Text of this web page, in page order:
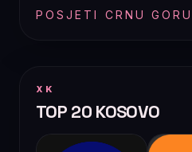
POSJETI CRNU GORU
XK
TOP 20 KOSOVO